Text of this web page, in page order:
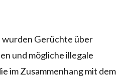
Gerüchte über
und mögliche illegale
im Zusammenhang mit dem